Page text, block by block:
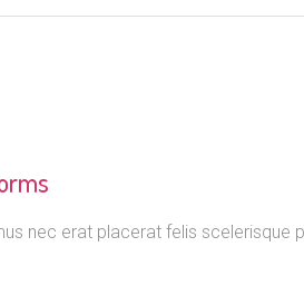
nec erat placerat felis scelerisque